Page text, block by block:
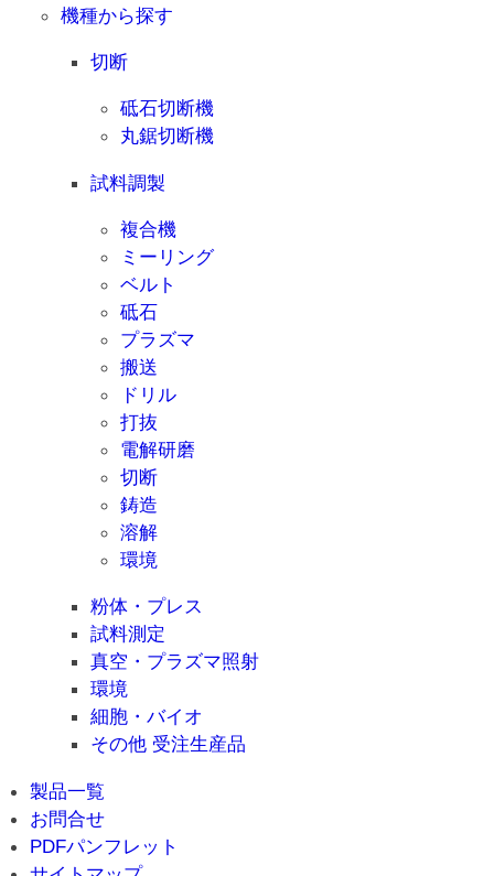
機種から探す
切断
砥石切断機
丸鋸切断機
試料調製
複合機
ミーリング
ベルト
砥石
プラズマ
搬送
ドリル
打抜
電解研磨
切断
鋳造
溶解
環境
粉体・プレス
試料測定
真空・プラズマ照射
環境
細胞・バイオ
その他 受注生産品
製品一覧
お問合せ
PDFパンフレット